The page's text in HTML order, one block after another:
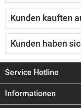
Kunden kauften
Kunden haben
Service Hotline
Informationen